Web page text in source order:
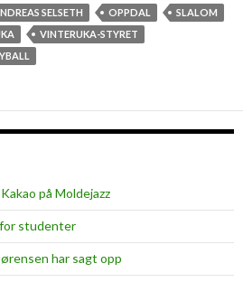
s
e
s
o
NDREAS SELSETH OPPDAL
SLALOM
VINTERUKA-STYRET
på Moldejazz
studenter
har sagt opp